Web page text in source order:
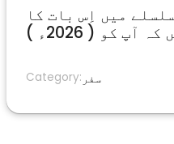
میں اِس بات کا
اندازہ لگا سکتے ہیں کہ آپ کو ( 2026ء )
Category: سفر